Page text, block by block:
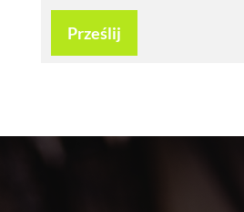
Prześlij